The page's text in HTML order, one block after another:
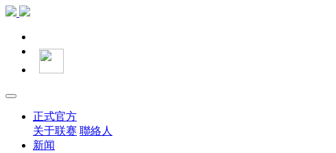
正式官方
关于联赛 聯絡人
新闻